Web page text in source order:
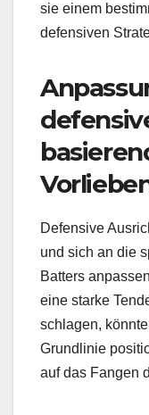
sie einem
defensiven
Defensive
und sich an die
Batters
eine starke
schlagen,
Grundlinie
auf das Fangen